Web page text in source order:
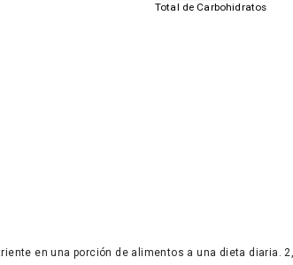
Total de Carbohidratos
en una porción de alimentos a una dieta